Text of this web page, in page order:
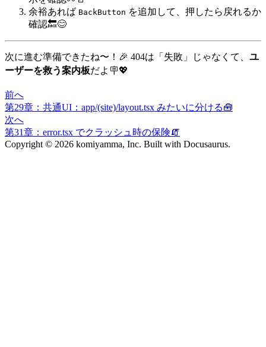
余裕あれば BackButton を追加して、押したら戻れるか
確認🔙😊
次に進む準備できたね〜！🎉 404は「失敗」じゃなくて、 ユ
ーザーを救う案内板だよ🪧💖
前へ
第29章：共通UI：app/(site)/layout.tsx みたいに分ける🧰
次へ
第31章：error.tsx でクラッシュ時の保険🧯
Copyright © 2026 komiyamma, Inc. Built with Docusaurus.